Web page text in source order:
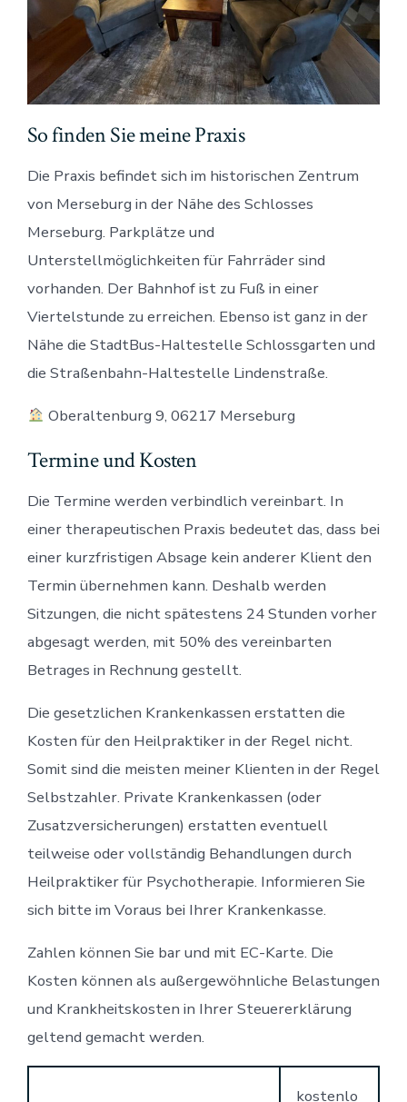
So finden Sie meine Praxis
Die Praxis befindet sich im historischen Zentrum
von Merseburg in der Nähe des Schlosses
Merseburg. Parkplätze und
Unterstellmöglichkeiten für Fahrräder sind
vorhanden. Der Bahnhof ist zu Fuß in einer
Viertelstunde zu erreichen. Ebenso ist ganz in der
Nähe die StadtBus-Haltestelle Schlossgarten und
die Straßenbahn-Haltestelle Lindenstraße.
Oberaltenburg 9, 06217 Merseburg
Termine und Kosten
Die Termine werden verbindlich vereinbart. In
einer therapeutischen Praxis bedeutet das, dass bei
einer kurzfristigen Absage kein anderer Klient den
Termin übernehmen kann. Deshalb werden
Sitzungen, die nicht spätestens 24 Stunden vorher
abgesagt werden, mit 50% des vereinbarten
Betrages in Rechnung gestellt.
Die gesetzlichen Krankenkassen erstatten die
Kosten für den Heilpraktiker in der Regel nicht.
Somit sind die meisten meiner Klienten in der Regel
Selbstzahler. Private Krankenkassen (oder
Zusatzversicherungen) erstatten eventuell
teilweise oder vollständig Behandlungen durch
Heilpraktiker für Psychotherapie. Informieren Sie
sich bitte im Voraus bei Ihrer Krankenkasse.
Zahlen können Sie bar und mit EC-Karte. Die
Kosten können als außergewöhnliche Belastungen
und Krankheitskosten in Ihrer Steuererklärung
geltend gemacht werden.
kostenlo